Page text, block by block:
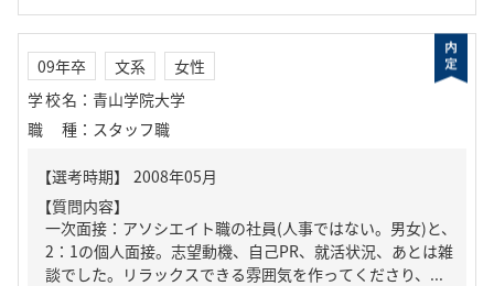
09年卒 文系
女性
学校名 ： 青山学院大学
職種 ： スタッフ職
【質問内容】
一次面接：アソシエイト職の社員(人事ではない。男女)と、
2：1の個人面接。志望動機、自己PR、就活状況、あとは雑
談でした。リラックスできる雰囲気を作ってくださり、...